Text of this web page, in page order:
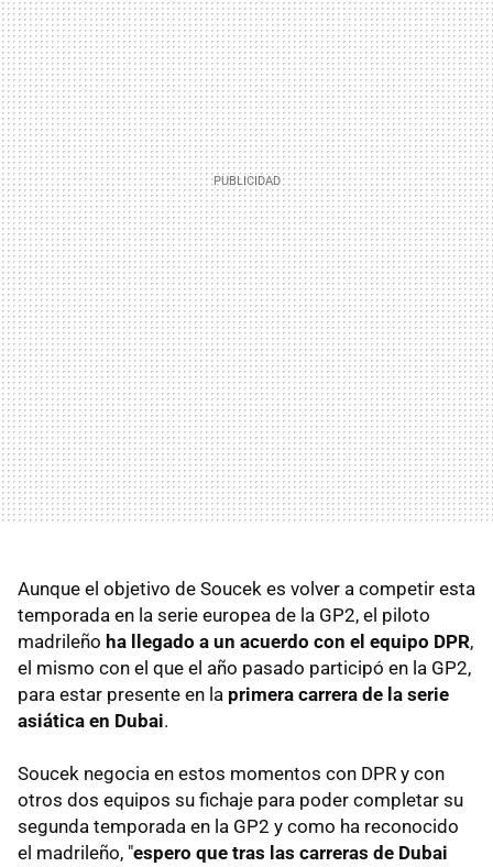
Aunque el objetivo de Soucek es volver a competir esta
temporada en la serie europea de la GP2, el piloto
madrileño ha llegado a un acuerdo con el equipo DPR,
el mismo con el que el año pasado participó en la GP2,
para estar presente en la primera carrera de la serie
asiática en Dubai.
Soucek negocia en estos momentos con DPR y con
otros dos equipos su fichaje para poder completar su
segunda temporada en la GP2 y como ha reconocido
el madrileño, "espero que tras las carreras de Dubai